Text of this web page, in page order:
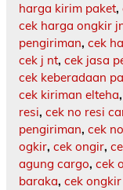
harga kirim paket,
cek harga ongkir
pengiriman, cek
cek j nt, cek jasa
cek keberadaan
cek kiriman elteha,
resi, cek no resi
pengiriman, cek
ogkir, cek ongir,
agung cargo, cek
baraka, cek